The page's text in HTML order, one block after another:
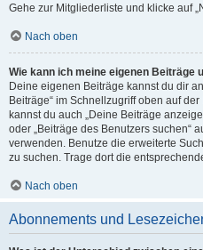
Gehe zur Mitgliederliste und klicke auf
Nach oben
Wie kann ich meine eigenen Beiträge
Deine eigenen Beiträge kannst du dir
Beiträge“ im Schnellzugriff oben auf
kannst du auch „Deine Beiträge
oder „Beiträge des Benutzers suchen“
verwenden. Benutze die erweiterte
zu suchen. Trage dort die
Nach oben
Abonnements und